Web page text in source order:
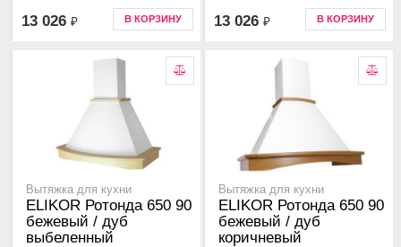
13 026 ₽ В КОРЗИНУ 13 026 ₽ В КОРЗИНУ
Вытяжка для кухни
ELIKOR Ротонда 650 90
бежевый / дуб
выбеленный
Вытяжка для кухни
ELIKOR Ротонда 650 90
бежевый / дуб
коричневый